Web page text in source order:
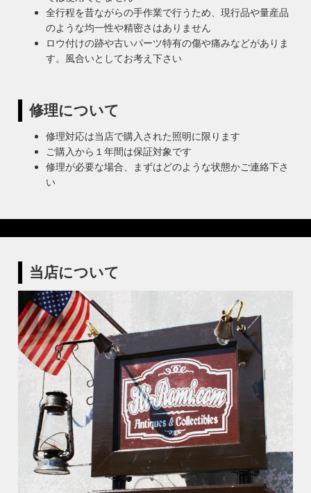
全行程を昔ながらの手作業で行うため、現行品や量産品
のような均一性や精密さはありません
ロウ付けの跡や古いパーツ特有の傷や痛みなどがありま
す。風合いとしてお考え下さい
修理について
修理対応は当店で購入された照明に限ります
ご購入から１年間は保証対象です
修理が必要な場合、まずはどのような状態かご連絡下さ
い
当店について